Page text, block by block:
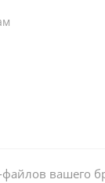
вашего